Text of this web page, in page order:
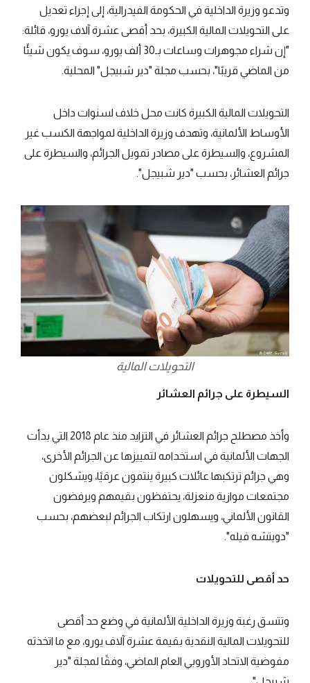
وتدعو وزيرة الداخلية في الحكومة الفيدرالية، إلى إجراء تعديل
على التحويلات المالية الكبيرة، بحد أقصى عشرة آلاف يورو، قائلة:
"إن شراء مجوهرات وساعات بـ30 ألف يورو، سوف يكون شيئًا
من الماضي قريبًا"، بحسب مجلة "دير شبيجل" المحلية.
التحويلات المالية الكبيرة كانت محل خلاف لسنوات داخل
الأوساط الألمانية، وتهدف وزيرة الداخلية لمواجهة الكسب غير
المشروع، والسيطرة على مصادر تمويل الجرائم، والسيطرة على
جرائم العشائر، بحسب "دير شبيجل".
التحويلات المالية
السيطرة على جرائم العشائر
وأخذ مصطلح جرائم العشائر في التزايد منذ عام 2018 التي بدأت
الجهات الألمانية في استخدامه لتمييزها عن الجرائم الأخرى،
وهي جرائم ترتكبها عائلات كبيرة ينتمون عرقيًا، ويشكلون
مجتمعات موازية منعزلة، يحتفظون بقيمهم ويرفضون
القانون الألماني، ويسهلون ارتكاب الجرائم لبعضهم، بحسب
"دويتشه فيله".
حد أقصى للتحويلات
وتتسق رغبة وزيرة الداخلية الألمانية في وضع حد أقصى
للتحويلات المالية النقدية بقيمة عشرة آلاف يورو، مع ما اتخذته
مفوضية الاتحاد الأوروبي العام الماضي، وفقًا لمجلة "دير